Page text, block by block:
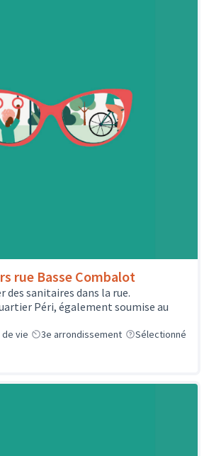
rue Basse Combalot
sanitaires dans la rue.
Péri, également soumise au
de vie 3e arrondissement Sélectionné